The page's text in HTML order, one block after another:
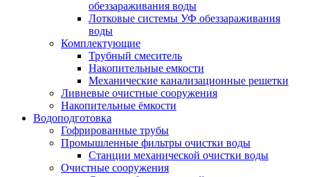
обеззараживания воды
Лотковые системы УФ обеззараживания
воды
Комплектующие
Трубный смеситель
Накопительные емкости
Механические канализационные решетки
Ливневые очистные сооружения
Накопительные ёмкости
Водоподготовка
Гофрированные трубы
Промышленные фильтры очистки воды
Станции механической очистки воды
Очистные сооружения